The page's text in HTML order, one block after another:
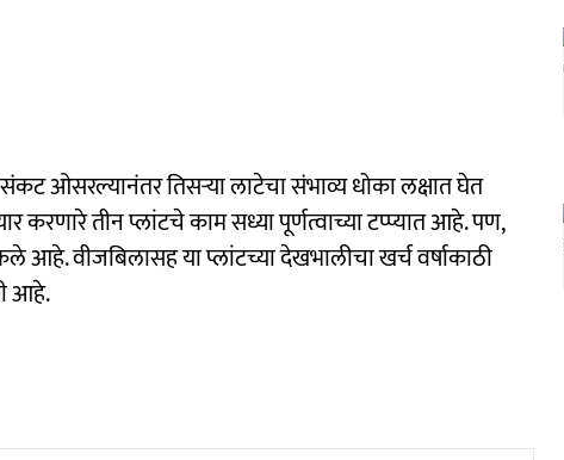
ओसरल्यानंतर तिसऱ्या लाटेचा संभाव्य धोका लक्षात घेत
तीन प्लांटचे काम सध्या पूर्णत्वाच्या टप्प्यात आहे. पण,
वीजबिलासह या प्लांटच्या देखभालीचा खर्च वर्षाकाठी
आहे.